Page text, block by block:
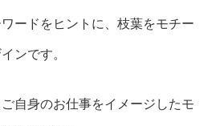
ードをヒントに、枝葉をモチー
ンです。
自身のお仕事をイメージしたモ